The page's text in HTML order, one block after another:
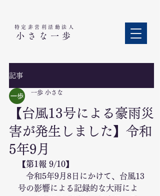
特定非営利活動法人​
小さな一歩
記事
【台風13号による豪雨災
害が発生しました】令和
5年9月
一歩 小さな
【第1報 9/10】
令和5年9月8日にかけて、台風13
号の影響による記録的な大雨によ